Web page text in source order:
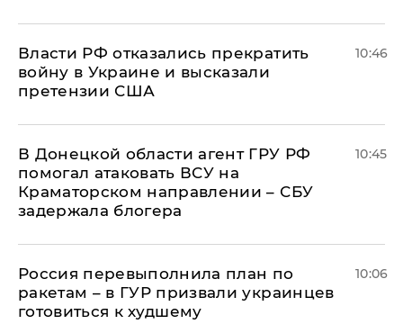
Власти РФ отказались прекратить
войну в Украине и высказали
претензии США
10:46
В Донецкой области агент ГРУ РФ
помогал атаковать ВСУ на
Краматорском направлении – СБУ
задержала блогера
10:45
Россия перевыполнила план по
ракетам – в ГУР призвали украинцев
готовиться к худшему
10:06